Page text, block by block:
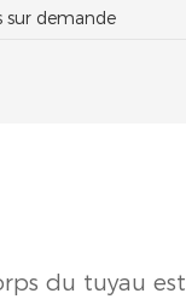
sur demande
du tuyau est